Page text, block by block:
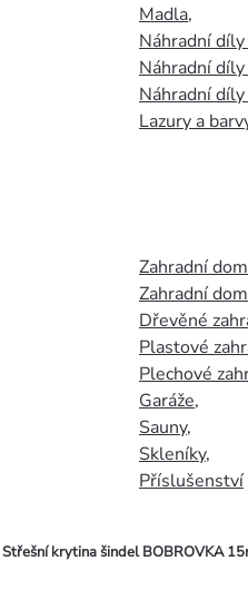
Madla,
Náhradní
Náhradní
Náhradní
Lazury a
Zahradní
Zahradní
Dřevěné
Plastové
Plechové
Garáže,
Sauny,
Skleníky,
Příslušenství
Střešní krytina šindel BOBROVKA